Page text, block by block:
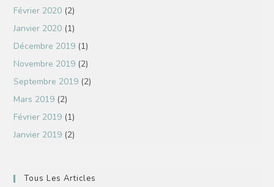
Février 2020 (2)
Janvier 2020 (1)
Décembre 2019 (1)
Novembre 2019 (2)
Septembre 2019 (2)
Mars 2019 (2)
Février 2019 (1)
Janvier 2019 (2)
Tous Les Articles